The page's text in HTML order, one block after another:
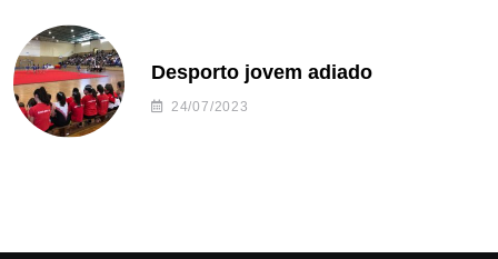
Desporto jovem adiado
24/07/2023